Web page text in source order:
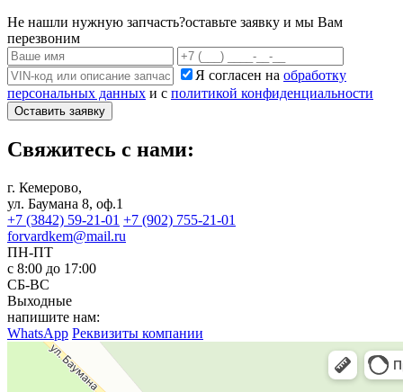
Не нашли нужную запчасть?оставьте заявку и мы Вам
перезвоним
Я согласен на обработку
персональных данных и с политикой конфиденциальности
Оставить заявку
Свяжитесь с нами:
г. Кемерово,
ул. Баумана 8, оф.1
+7 (3842) 59-21-01 +7 (902) 755-21-01
forvardkem@mail.ru
ПН-ПТ
с 8:00 до 17:00
СБ-ВС
Выходные
напишите нам:
WhatsApp Реквизиты компании